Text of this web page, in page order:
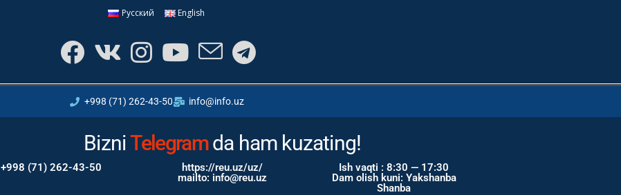
Русский English
+998 (71) 262-43-50 info@info.uz
Bizni Instagramda ham kuzating!
+998 (71) 262-43-50
https://reu.uz/uz/
mailto: info@reu.uz
Ish vaqti : 8:30 — 17:30
Dam olish kuni: Yakshanba
Shanba